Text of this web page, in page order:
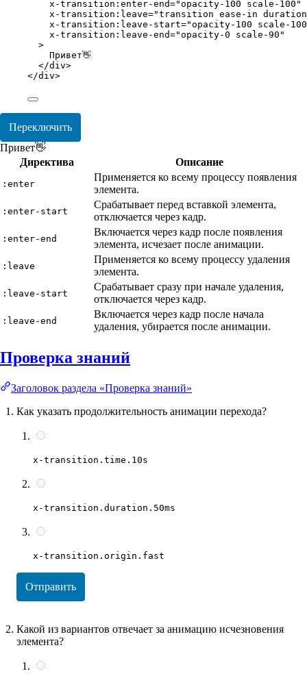
x-transition:enter-end="opacity-100 scale-100 "
x-transition:leave="transition ease-in
x-transition:leave-start="opacity-100 scale-100
x-transition:leave-end="opacity-0 scale-90 "
>
Привет👋
</div>
</div>
Переключить
Привет👋
Директива
Описание
:enter
Применяется ко всему процессу появления
элемента.
:enter-start
Срабатывает перед вставкой элемента,
отключается через кадр.
:enter-end
Включается через кадр после появления
элемента, исчезает после анимации.
:leave
Применяется ко всему процессу удаления
элемента.
:leave-start
Срабатывает сразу при начале удаления,
отключается через кадр.
:leave-end
Включается через кадр после начала
удаления, убирается после анимации.
Проверка знаний
Заголовок раздела «Проверка знаний»
Как указать продолжительность анимации перехода?
x-transition.time.10s
x-transition.duration.50ms
x-transition.origin.fast
Отправить
Какой из вариантов отвечает за анимацию исчезновения
элемента?